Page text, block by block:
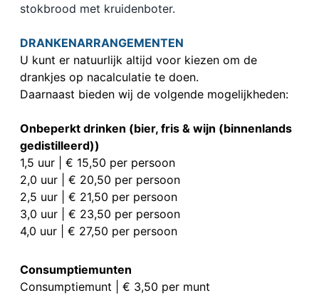
stokbrood met kruidenboter.
DRANKENARRANGEMENTEN
U kunt er natuurlijk altijd voor kiezen om de
drankjes op nacalculatie te doen.
Daarnaast bieden wij de volgende mogelijkheden:
Onbeperkt drinken (bier, fris & wijn (binnenlands
gedistilleerd))
1,5 uur | € 15,50 per persoon
2,0 uur | € 20,50 per persoon
2,5 uur | € 21,50 per persoon
3,0 uur | € 23,50 per persoon
4,0 uur | € 27,50 per persoon
Consumptiemunten
Consumptiemunt | € 3,50 per munt